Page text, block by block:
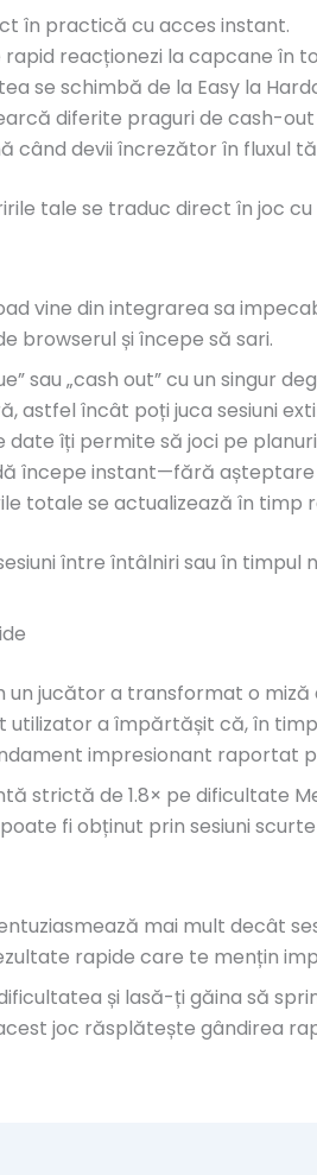
în practică cu acces instant.
reacționezi la capcane în
se schimbă de la Easy la
diferite praguri de cash-
când devii încrezător în fluxul
tale se traduc direct în joc
vine din integrarea sa
browserul și începe să sari.
sau „cash out” cu un singur
astfel încât poți juca sesiuni
date îți permite să joci pe
începe instant—fără
totale se actualizează în timp
între întâlniri sau în
jucător a transformat o
utilizator a împărtășit că, în
impresionant raportat
strictă de 1.8× pe dificultate
fi obținut prin sesiuni
mai mult decât
rapide care te mențin
și lasă-ți găina să
joc răsplătește gândirea